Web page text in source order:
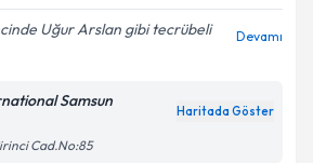
ve kişisel verilerimin belirtilen
Uğur Arslan gibi tecrübeli
Devamı
Samsun
Haritada Göster
Cad.No:85